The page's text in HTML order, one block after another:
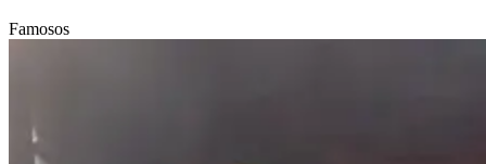
Famosos